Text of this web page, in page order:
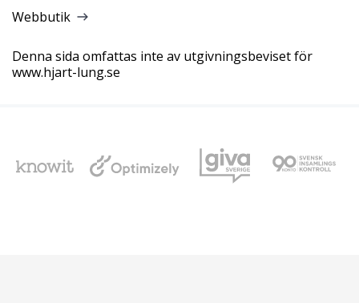
Webbutik
Denna sida omfattas inte av utgivningsbeviset för
www.hjart-lung.se